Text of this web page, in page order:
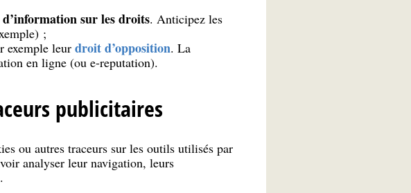
d’information sur les droits. Anticipez les
;
exemple leur droit d’opposition. La
en ligne (ou e-reputation).
publicitaires
ou autres traceurs sur les outils utilisés par
analyser leur navigation, leurs